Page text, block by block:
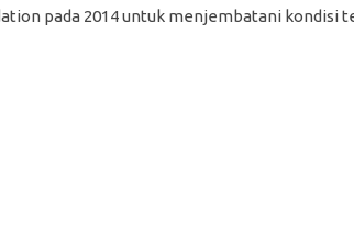
pada 2014 untuk menjembatani kondisi